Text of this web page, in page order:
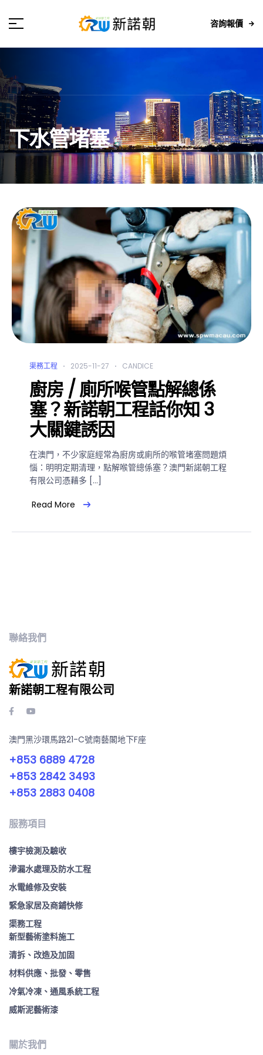
咨詢報價
下水管堵塞
渠務工程 2025-11-27 CANDICE
廚房 / 廁所喉管點解總係
塞？新諾朝工程話你知 3
大關鍵誘因
在澳門，不少家庭經常為廚房或廁所的喉管堵塞問題煩
惱：明明定期清理，點解喉管總係塞？澳門新諾朝工程
有限公司憑藉多 […]
Read More
聯絡我們
新諾朝工程有限公司
澳門黑沙環馬路21-C號南藝閣地下F座
+853 6889 4728
+853 2842 3493
+853 2883 0408
服務項目
樓宇檢測及驗收
滲漏水處理及防水工程
水電維修及安裝
緊急家居及商鋪快修
渠務工程
新型藝術塗料施工
清拆、改造及加固
材料供應、批發、零售
冷氣冷凍、通風系統工程
威斯泥藝術漆
關於我們